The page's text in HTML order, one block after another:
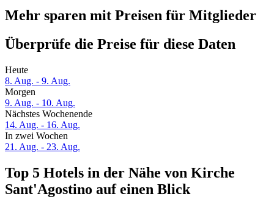
Mehr sparen mit Preisen für Mitglieder
Überprüfe die Preise für diese Daten
Heute
8. Aug. - 9. Aug.
Morgen
9. Aug. - 10. Aug.
Nächstes Wochenende
14. Aug. - 16. Aug.
In zwei Wochen
21. Aug. - 23. Aug.
Top 5 Hotels in der Nähe von Kirche
Sant'Agostino auf einen Blick